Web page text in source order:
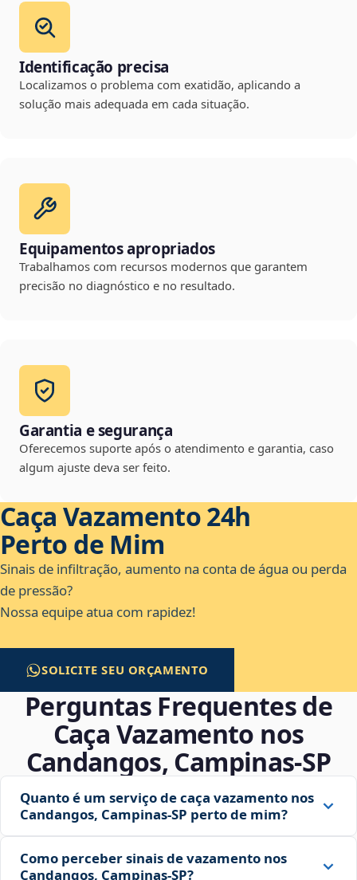
Identificação precisa
Localizamos o problema com exatidão, aplicando a
solução mais adequada em cada situação.
Equipamentos apropriados
Trabalhamos com recursos modernos que garantem
precisão no diagnóstico e no resultado.
Garantia e segurança
Oferecemos suporte após o atendimento e garantia, caso
algum ajuste deva ser feito.
Caça Vazamento 24h
Perto de Mim
Sinais de infiltração, aumento na conta de água ou perda
de pressão?
Nossa equipe atua com rapidez!
SOLICITE SEU ORÇAMENTO
Perguntas Frequentes de
Caça Vazamento nos
Candangos, Campinas‑SP
Quanto é um serviço de caça vazamento nos
Candangos, Campinas‑SP perto de mim?
Como perceber sinais de vazamento nos
Candangos, Campinas‑SP?